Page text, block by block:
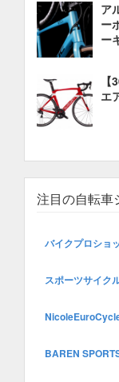
ア
ー
ー
エ
注目の自転車
バイクプロショ
スポーツサイク
BAREN